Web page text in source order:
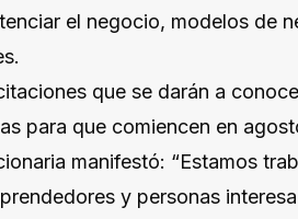
el negocio, modelos de
que se darán a
para que comiencen en
manifestó: “Estamos
y personas